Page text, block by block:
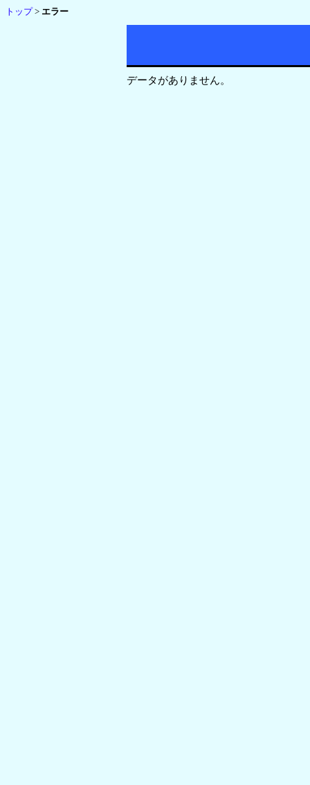
トップ> エラー
データがありません。